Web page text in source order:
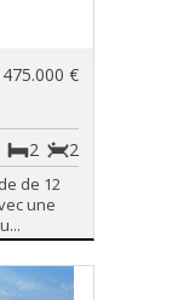
475.000 €
2
2
de 12
une